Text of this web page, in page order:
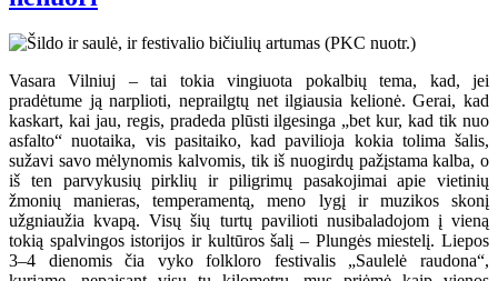
Vasara Vilniuj – tai tokia vingiuota pokalbių tema, kad, jei
pradėtume ją narplioti, neprailgtų net ilgiausia kelionė. Gerai, kad
kaskart, kai jau, regis, pradeda plūsti ilgesinga „bet kur, kad tik nuo
asfalto“ nuotaika, vis pasitaiko, kad pavilioja kokia tolima šalis,
sužavi savo mėlynomis kalvomis, tik iš nuogirdų pažįstama kalba, o
iš ten parvykusių pirklių ir piligrimų pasakojimai apie vietinių
žmonių manieras, temperamentą, meno lygį ir muzikos skonį
užgniaužia kvapą. Visų šių turtų pavilioti nusibaladojom į vieną
tokią spalvingos istorijos ir kultūros šalį – Plungės miestelį. Liepos
3–4 dienomis čia vyko folkloro festivalis „Saulelė raudona“,